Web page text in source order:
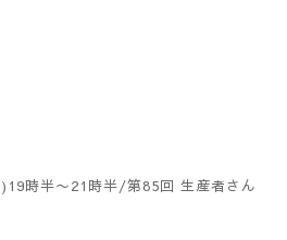
時半〜21時半/第85回 生産者さん